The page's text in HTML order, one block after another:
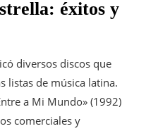
éxitos y
diversos discos que
listas de música latina.
a Mi Mundo» (1992)
comerciales y